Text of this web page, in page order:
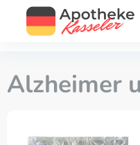
Alzheimer